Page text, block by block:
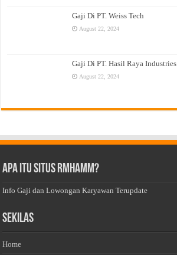
Gaji Di PT. Weiss Tech
August 22, 2024
Gaji Di PT. Hasil Raya Industries
August 22, 2024
Apa Itu Situs Rmhamm?
Info Gaji dan Lowongan Karyawan Terupdate
Sekilas
Home